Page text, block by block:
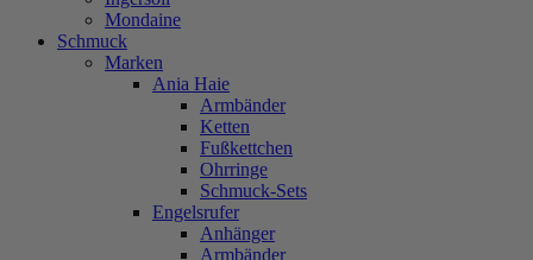
Mondaine
Schmuck
Marken
Ania Haie
Armbänder
Ketten
Fußkettchen
Ohrringe
Schmuck-Sets
Engelsrufer
Anhänger
Armbänder